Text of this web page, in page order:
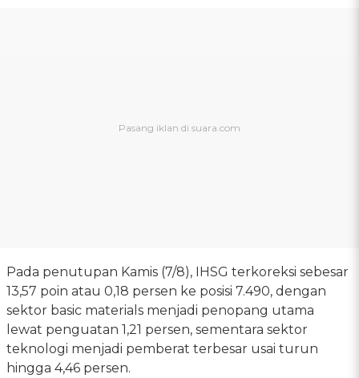
Pada penutupan Kamis (7/8), IHSG terkoreksi sebesar
13,57 poin atau 0,18 persen ke posisi 7.490, dengan
sektor basic materials menjadi penopang utama
lewat penguatan 1,21 persen, sementara sektor
teknologi menjadi pemberat terbesar usai turun
hingga 4,46 persen.